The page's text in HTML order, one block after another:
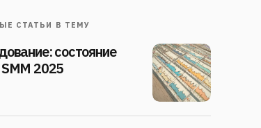
СТАТЬИ В ТЕМУ
состояние
2025